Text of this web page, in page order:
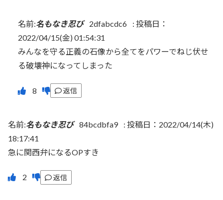
名前:名もなき忍び 2dfabcdc6 : 投稿日：
2022/04/15(金) 01:54:31
みんなを守る正義の石像から全てをパワーでねじ伏せ
る破壊神になってしまった
返信
名前:名もなき忍び 84bcdbfa9 : 投稿日：2022/04/14(木)
18:17:41
急に関西弁になるOPすき
返信